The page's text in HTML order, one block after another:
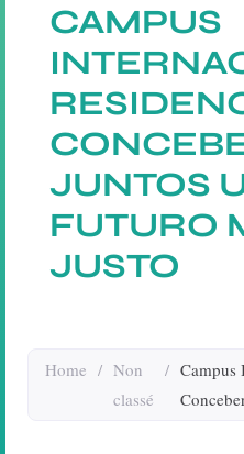
CAMPUS
JUNTOS
FUTURO
JUSTO
Home / Non
classé
/ Campus